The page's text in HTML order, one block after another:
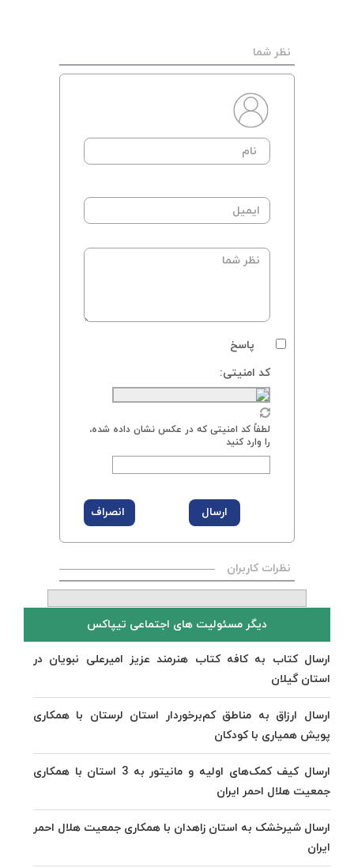
نظر شما
پاسخ
کد امنیتی:
لطفاً کد امنیتی که در عکس نشان داده شده،
را وارد کنید
نظرات کاربران
دیگر مسئولیت های اجتماعی تیپاکس
ارسال کتاب به کافه کتاب هنرمند عزیز امیرعلی نبویان در
استان گیلان
ارسال ارزاق به مناطق کم‌برخوردار استان لرستان با همکاری
پویش همیاری با کودکان
ارسال کیف کمک‌های اولیه و مانیتور به 3 استان با همکاری
جمعیت هلال احمر ایران
ارسال شیرخشک به استان زاهدان با همکاری جمعیت هلال احمر
ایران